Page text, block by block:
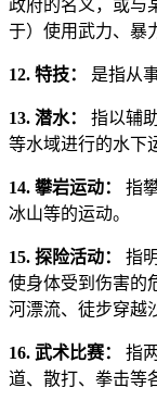
政府的名义，或与
于）使用武力、暴
12. 特技： 是指从
13. 潜水：
指以辅
等水域进行的水下
14. 攀岩运动：
指
冰山等的运动。
15. 探险活动：
指
使身体受到伤害的
河漂流、徒步穿越
16. 武术比赛：
指
道、散打、拳击等